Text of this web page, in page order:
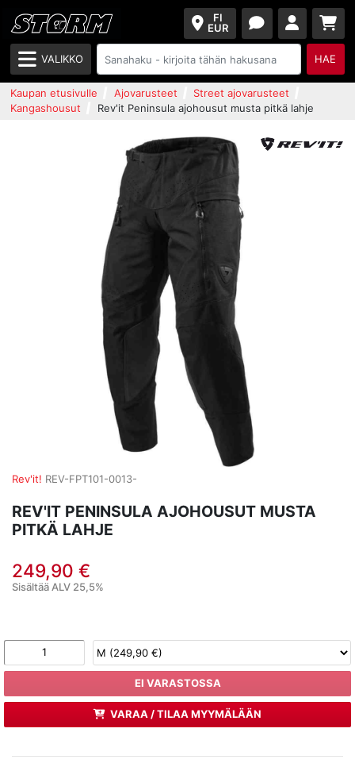
FI
EUR
VALIKKO HAE
Kaupan etusivulle Ajovarusteet
Street ajovarusteet
Kangashousut
Rev'it Peninsula ajohousut musta pitkä lahje
Rev'it! REV-FPT101-0013-
REV'IT PENINSULA AJOHOUSUT MUSTA
PITKÄ LAHJE
249,90 €
Sisältää ALV 25,5%
EI VARASTOSSA
VARAA / TILAA MYYMÄLÄÄN